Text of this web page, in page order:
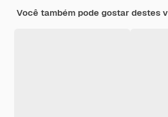
Você também pode gostar destes